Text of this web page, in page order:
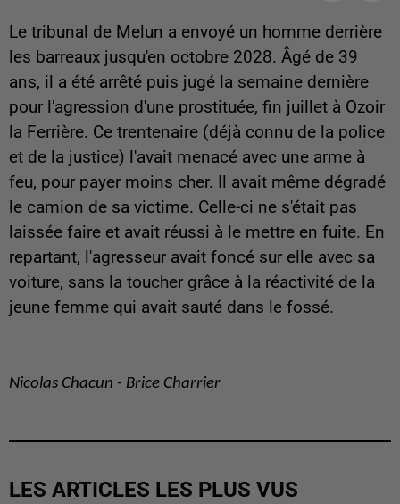
Le tribunal de Melun a envoyé un homme derrière
les barreaux jusqu'en octobre 2028. Âgé de 39
ans, il a été arrêté puis jugé la semaine dernière
pour l'agression d'une prostituée, fin juillet à Ozoir
la Ferrière. Ce trentenaire (déjà connu de la police
et de la justice) l'avait menacé avec une arme à
feu, pour payer moins cher. Il avait même dégradé
le camion de sa victime. Celle-ci ne s'était pas
laissée faire et avait réussi à le mettre en fuite. En
repartant, l'agresseur avait foncé sur elle avec sa
voiture, sans la toucher grâce à la réactivité de la
jeune femme qui avait sauté dans le fossé.
Nicolas Chacun - Brice Charrier
LES ARTICLES LES PLUS VUS